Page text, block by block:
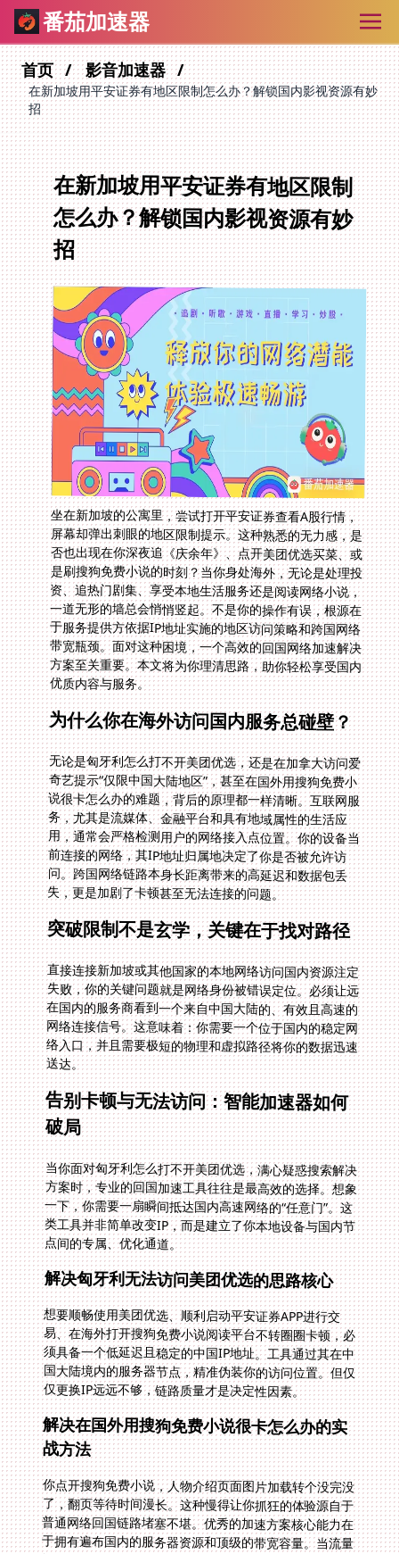
番茄加速器
首页 影音加速器
在新加坡用平安证券有地区限制怎么办？解锁国内影视资源有妙
招
在新加坡用平安证券有地区限制
怎么办？解锁国内影视资源有妙
招
坐在新加坡的公寓里，尝试打开平安证券查看A股行情，
屏幕却弹出刺眼的地区限制提示。这种熟悉的无力感，是
否也出现在你深夜追《庆余年》、点开美团优选买菜、或
是刷搜狗免费小说的时刻？当你身处海外，无论是处理投
资、追热门剧集、享受本地生活服务还是阅读网络小说，
一道无形的墙总会悄悄竖起。不是你的操作有误，根源在
于服务提供方依据IP地址实施的地区访问策略和跨国网络
带宽瓶颈。面对这种困境，一个高效的回国网络加速解决
方案至关重要。本文将为你理清思路，助你轻松享受国内
优质内容与服务。
为什么你在海外访问国内服务总碰壁？
无论是匈牙利怎么打不开美团优选，还是在加拿大访问爱
奇艺提示“仅限中国大陆地区”，甚至在国外用搜狗免费小
说很卡怎么办的难题，背后的原理都一样清晰。互联网服
务，尤其是流媒体、金融平台和具有地域属性的生活应
用，通常会严格检测用户的网络接入点位置。你的设备当
前连接的网络，其IP地址归属地决定了你是否被允许访
问。跨国网络链路本身长距离带来的高延迟和数据包丢
失，更是加剧了卡顿甚至无法连接的问题。
突破限制不是玄学，关键在于找对路径
直接连接新加坡或其他国家的本地网络访问国内资源注定
失败，你的关键问题就是网络身份被错误定位。必须让远
在国内的服务商看到一个来自中国大陆的、有效且高速的
网络连接信号。这意味着：你需要一个位于国内的稳定网
络入口，并且需要极短的物理和虚拟路径将你的数据迅速
送达。
告别卡顿与无法访问：智能加速器如何
破局
当你面对匈牙利怎么打不开美团优选，满心疑惑搜索解决
方案时，专业的回国加速工具往往是最高效的选择。想象
一下，你需要一扇瞬间抵达国内高速网络的“任意门”。这
类工具并非简单改变IP，而是建立了你本地设备与国内节
点间的专属、优化通道。
解决匈牙利无法访问美团优选的思路核心
想要顺畅使用美团优选、顺利启动平安证券APP进行交
易、在海外打开搜狗免费小说阅读平台不转圈圈卡顿，必
须具备一个低延迟且稳定的中国IP地址。工具通过其在中
国大陆境内的服务器节点，精准伪装你的访问位置。但仅
仅更换IP远远不够，链路质量才是决定性因素。
解决在国外用搜狗免费小说很卡怎么办的实
战方法
你点开搜狗免费小说，人物介绍页面图片加载转个没完没
了，翻页等待时间漫长。这种慢得让你抓狂的体验源自于
普通网络回国链路堵塞不堪。优秀的加速方案核心能力在
于拥有遍布国内的服务器资源和顶级的带宽容量。当流量
智能路由至距离目标服务器最近的节点，比如上海或北京
的骨干网接入点，数据传输距离急剧缩短。配合专为影音
娱乐调校的加速线路，视频瞬间加载、文字即时呈现不再
是奢望。这要求服务商能够提供大带宽支持，并且拥有智
能的分流技术，确保影音、游戏等不同流量获得最优路